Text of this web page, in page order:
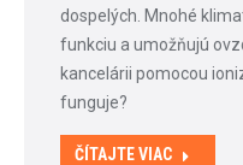
dospelých. Mnohé
funkciu a umožňujú
kancelárii pomocou
funguje?
ČÍTAJTE VIAC